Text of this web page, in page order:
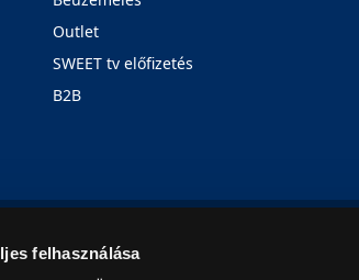
felhasználása
Outlet
SWEET tv előfizetés
B2B